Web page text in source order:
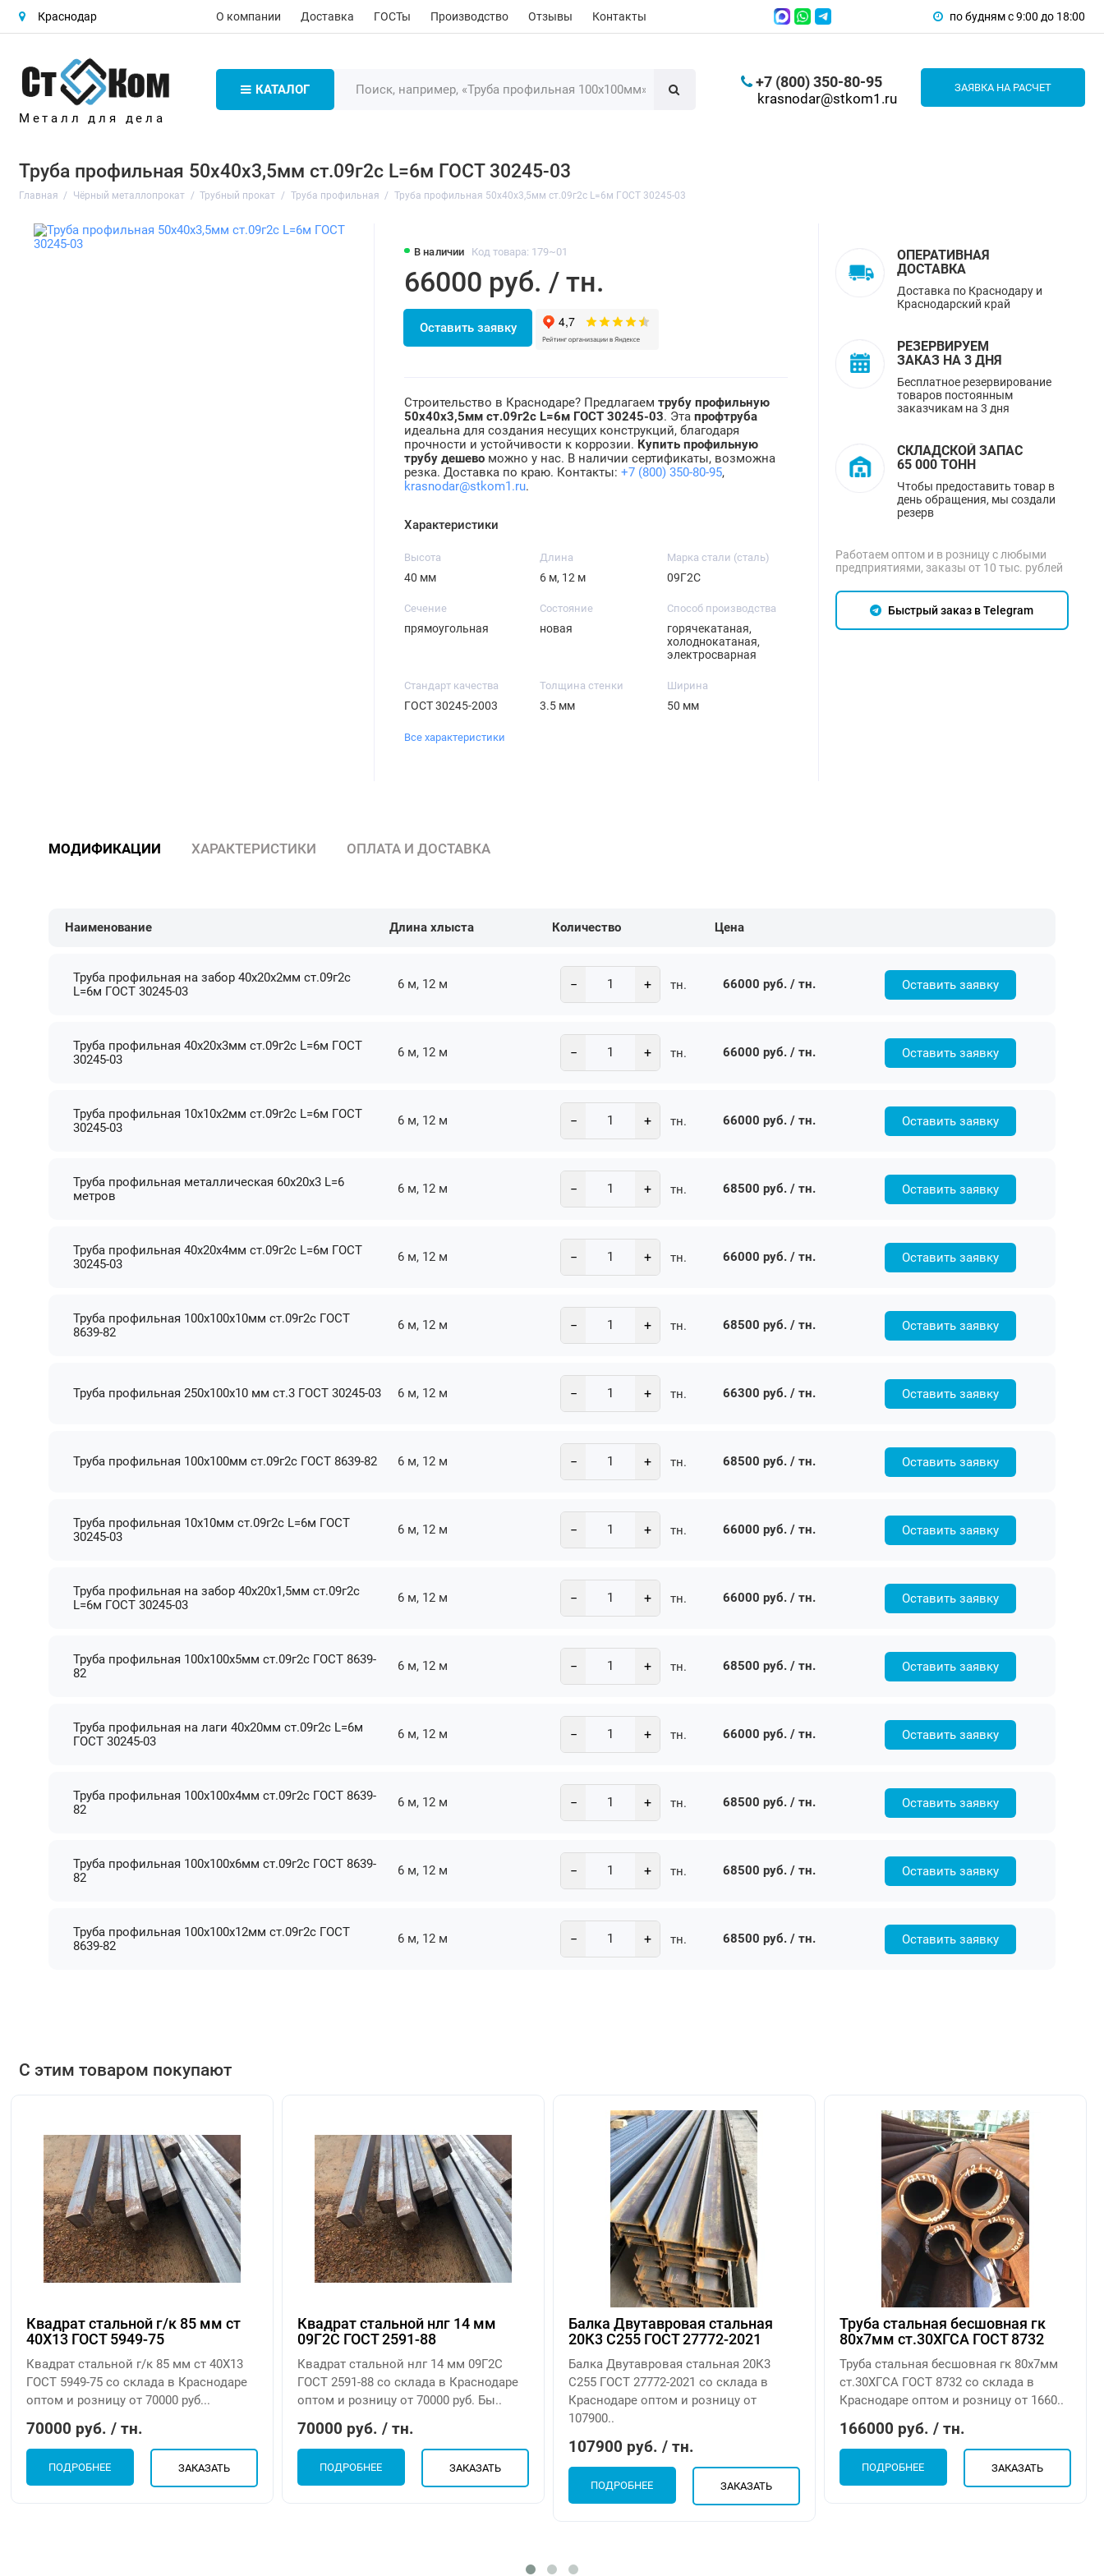
Краснодар О компании Доставка ГОСТы Производство Отзывы Контакты по будням с 9:00 до 18:00
Металл для дела
КАТАЛОГ +7 (800) 350-80-95
krasnodar@stkom1.ru
ЗАЯВКА НА РАСЧЕТ
Труба профильная 50х40х3,5мм ст.09г2с L=6м ГОСТ 30245-03
Главная Чёрный металлопрокат Трубный прокат Труба профильная Труба профильная 50х40х3,5мм ст.09г2с L=6м ГОСТ 30245-03
В наличии Код товара: 179~01
66000 руб. / тн.
Оставить заявку
Строительство в Краснодаре? Предлагаемтрубу профильную
50х40х3,5мм ст.09г2с L=6м ГОСТ 30245-03. Этапрофтруба
идеальна для создания несущих конструкций, благодаря
прочности и устойчивости к коррозии. Купить профильную
трубу дешево можно у нас. В наличии сертификаты, возможна
резка. Доставка по краю. Контакты:+7 (800) 350-80-95,
krasnodar@stkom1.ru.
Характеристики
Высота
40 мм
Длина
6 м, 12 м
Марка стали (сталь)
09Г2С
Сечение
прямоугольная
Состояние
новая
Способ производства
горячекатаная,
холоднокатаная,
электросварная
Стандарт качества
ГОСТ 30245-2003
Толщина стенки
3.5 мм
Ширина
50 мм
Все характеристики
ОПЕРАТИВНАЯ
ДОСТАВКА
Доставка по Краснодару и
Краснодарский край
РЕЗЕРВИРУЕМ
ЗАКАЗ НА 3 ДНЯ
Бесплатное резервирование
товаров постоянным
заказчикам на 3 дня
СКЛАДСКОЙ ЗАПАС
65 000 ТОНН
Чтобы предоставить товар в
день обращения, мы создали
резерв
Работаем оптом и в розницу с любыми
предприятиями, заказы от 10 тыс. рублей
Быстрый заказ в Telegram
МОДИФИКАЦИИ ХАРАКТЕРИСТИКИ ОПЛАТА И ДОСТАВКА
Наименование Длина хлыста Количество Цена
Труба профильная на забор 40х20х2мм ст.09г2с
L=6м ГОСТ 30245-03
6 м, 12 м − + тн. 66000 руб. / тн. Оставить заявку
Труба профильная 40х20х3мм ст.09г2с L=6м ГОСТ
30245-03
6 м, 12 м − + тн. 66000 руб. / тн. Оставить заявку
Труба профильная 10х10х2мм ст.09г2с L=6м ГОСТ
30245-03
6 м, 12 м − + тн. 66000 руб. / тн. Оставить заявку
Труба профильная металлическая 60х20х3 L=6
метров
6 м, 12 м − + тн. 68500 руб. / тн. Оставить заявку
Труба профильная 40х20х4мм ст.09г2с L=6м ГОСТ
30245-03
6 м, 12 м − + тн. 66000 руб. / тн. Оставить заявку
Труба профильная 100х100х10мм ст.09г2с ГОСТ
8639-82
6 м, 12 м − + тн. 68500 руб. / тн. Оставить заявку
Труба профильная 250х100х10 мм ст.3 ГОСТ 30245-03 6 м, 12 м − + тн. 66300 руб. / тн. Оставить заявку
Труба профильная 100х100мм ст.09г2с ГОСТ 8639-82 6 м, 12 м − + тн. 68500 руб. / тн. Оставить заявку
Труба профильная 10х10мм ст.09г2с L=6м ГОСТ
30245-03
6 м, 12 м − + тн. 66000 руб. / тн. Оставить заявку
Труба профильная на забор 40х20х1,5мм ст.09г2с
L=6м ГОСТ 30245-03
6 м, 12 м − + тн. 66000 руб. / тн. Оставить заявку
Труба профильная 100х100х5мм ст.09г2с ГОСТ 8639-
82
6 м, 12 м − + тн. 68500 руб. / тн. Оставить заявку
Труба профильная на лаги 40х20мм ст.09г2с L=6м
ГОСТ 30245-03
6 м, 12 м − + тн. 66000 руб. / тн. Оставить заявку
Труба профильная 100х100х4мм ст.09г2с ГОСТ 8639-
82
6 м, 12 м − + тн. 68500 руб. / тн. Оставить заявку
Труба профильная 100х100х6мм ст.09г2с ГОСТ 8639-
82
6 м, 12 м − + тн. 68500 руб. / тн. Оставить заявку
Труба профильная 100х100х12мм ст.09г2с ГОСТ
8639-82
6 м, 12 м − + тн. 68500 руб. / тн. Оставить заявку
С этим товаром покупают
Квадрат стальной г/к 85 мм ст
40Х13 ГОСТ 5949-75
Квадрат стальной г/к 85 мм ст 40Х13
ГОСТ 5949-75 со склада в Краснодаре
оптом и розницу от 70000 руб...
70000 руб. / тн.
ПОДРОБНЕЕ ЗАКАЗАТЬ
Квадрат стальной нлг 14 мм
09Г2С ГОСТ 2591-88
Квадрат стальной нлг 14 мм 09Г2С
ГОСТ 2591-88 со склада в Краснодаре
оптом и розницу от 70000 руб. Бы..
70000 руб. / тн.
ПОДРОБНЕЕ ЗАКАЗАТЬ
Балка Двутавровая стальная
20К3 С255 ГОСТ 27772-2021
Балка Двутавровая стальная 20К3
С255 ГОСТ 27772-2021 со склада в
Краснодаре оптом и розницу от
107900..
107900 руб. / тн.
ПОДРОБНЕЕ ЗАКАЗАТЬ
Труба стальная бесшовная гк
80х7мм ст.30ХГСА ГОСТ 8732
Труба стальная бесшовная гк 80х7мм
ст.30ХГСА ГОСТ 8732 со склада в
Краснодаре оптом и розницу от 1660..
166000 руб. / тн.
ПОДРОБНЕЕ ЗАКАЗАТЬ